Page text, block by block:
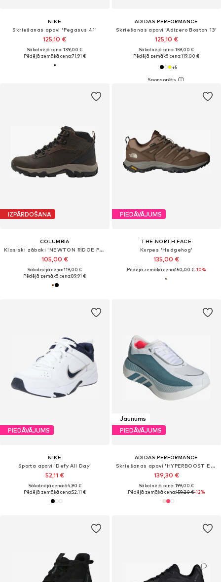
NIKE
Skriešanas apavi 'Pegasus 41'
125,10 €
Sākotnējā cena: 139,00 €
Pēdējā zemākā cena:71,91 €
ADIDAS PERFORMANCE
Skriešanas apavi 'Adizero Boston 13'
125,10 €
Sākotnējā cena: 159,00 €
Pēdējā zemākā cena:119,00 €
+5
IZPĀRDOŠANA
COLUMBIA
Klasiski zābaki 'NEWTON RIDGE PLUS II'
105,00 €
Sākotnējā cena: 119,00 €
Pēdējā zemākā cena:89,91 €
PIEDĀVĀJUMS
THE NORTH FACE
Kurpes 'Hedgehog'
135,00 €
Pēdējā zemākā cena:150,00 €-10%
PIEDĀVĀJUMS
NIKE
Sporta apavi 'Defy All Day'
52,11 €
Sākotnējā cena: 64,90 €
Pēdējā zemākā cena:52,11 €
Jaunums
PIEDĀVĀJUMS
ADIDAS PERFORMANCE
Skriešanas apavi 'HYPERBOOST EDGE'
139,30 €
Sākotnējā cena: 199,00 €
Pēdējā zemākā cena:159,20 €-12%